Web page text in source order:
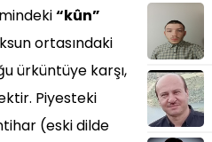
“kûn”
ortasındaki
ürküntüye karşı,
Piyesteki
(eski dilde